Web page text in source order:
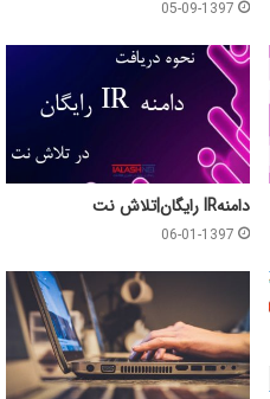
05-09-1397
دامنهIR رایگان|تلاش نت
06-01-1397